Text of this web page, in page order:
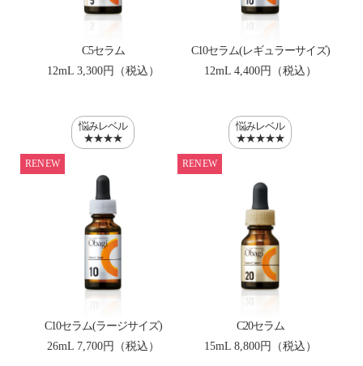
C5セラム
12mL 3,300円（税込）
C10セラム(レギュラーサイズ)
12mL 4,400円（税込）
悩みレベル
★★★★
RENEW
C10セラム(ラージサイズ)
26mL 7,700円（税込）
悩みレベル
★★★★★
RENEW
C20セラム
15mL 8,800円（税込）